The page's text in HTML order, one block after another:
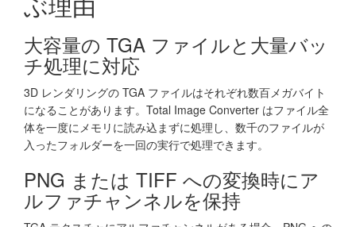
大容量の TGA ファイルと大量バッ
チ処理に対応
3D レンダリングの TGA ファイルはそれぞれ数百メガバイト
になることがあります。Total Image Converter はファイル全
体を一度にメモリに読み込まずに処理し、数千のファイルが
入ったフォルダーを一回の実行で処理できます。
PNG または TIFF への変換時にア
ルファチャンネルを保持